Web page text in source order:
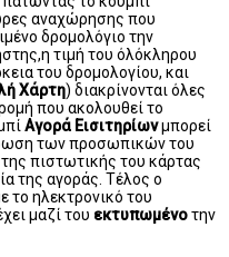
αναχώρησης που
δρομολόγιο την
τιμή του όλόκληρου
του δρομολογίου, και
Χάρτη) διακρίνονται όλες
που ακολουθεί το
Αγορά Εισιτηρίωνμπορεί
των προσωπικών του
πιστωτικής του κάρτας
της αγοράς. Τέλος ο
το ηλεκτρονικό του
μαζί του εκτυπωμένοτην